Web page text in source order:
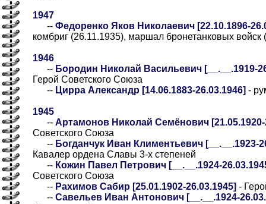
1947
-- Федоренко Яков Николаевич [22.10.1896-
комбриг (26.11.1935), маршал бронетанковых войск
1946
-- Бородин Николай Васильевич [__.__.1919-
Герой Советского Союза
-- Цирра Александр [14.06.1883-26.03.1946] -
1945
-- Артамонов Николай Семёнович [21.05.1920-
Советского Союза
-- Богданчук Иван Климентьевич [__.__.1923-
Кавалер ордена Славы 3-х степеней
-- Кожин Павел Петрович [__.__.1924-
Советского Союза
-- Рахимов Сабир [25.01.1902-26.03.1945] -
-- Савельев Иван Антонович [__.__.1924-